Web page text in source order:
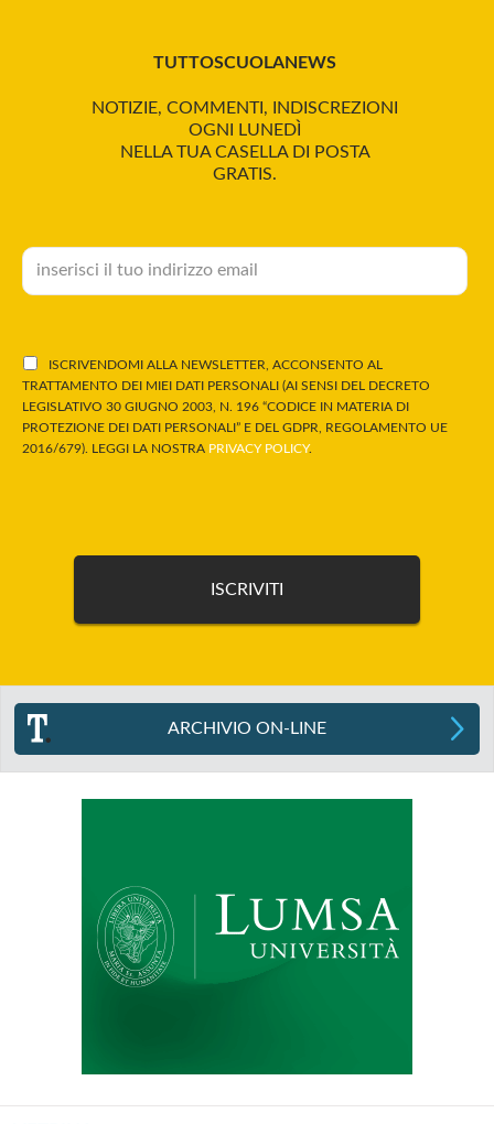
TUTTOSCUOLANEWS
NOTIZIE, COMMENTI, INDISCREZIONI
OGNI LUNEDÌ
NELLA TUA CASELLA DI POSTA
GRATIS.
ISCRIVENDOMI ALLA NEWSLETTER, ACCONSENTO AL
TRATTAMENTO DEI MIEI DATI PERSONALI (AI SENSI DEL DECRETO
LEGISLATIVO 30 GIUGNO 2003, N. 196 “CODICE IN MATERIA DI
PROTEZIONE DEI DATI PERSONALI” E DEL GDPR, REGOLAMENTO UE
2016/679). LEGGI LA NOSTRA PRIVACY POLICY.
ARCHIVIO ON-LINE